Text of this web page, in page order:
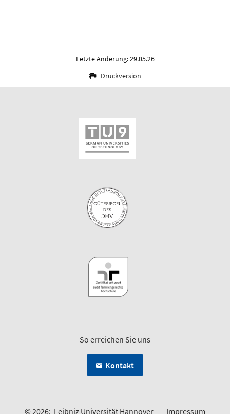
Letzte Änderung: 29.05.26
Druckversion
So erreichen Sie uns
Kontakt
© 2026: Leibniz Universität Hannover Impressum